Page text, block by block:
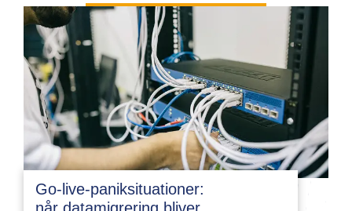
Go-live-paniksituationer: